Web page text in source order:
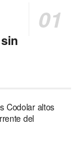
Codolar altos
del